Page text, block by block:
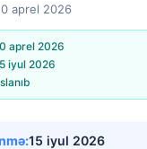
aprel 2026
aprel 2026
iyul 2026
15 iyul 2026